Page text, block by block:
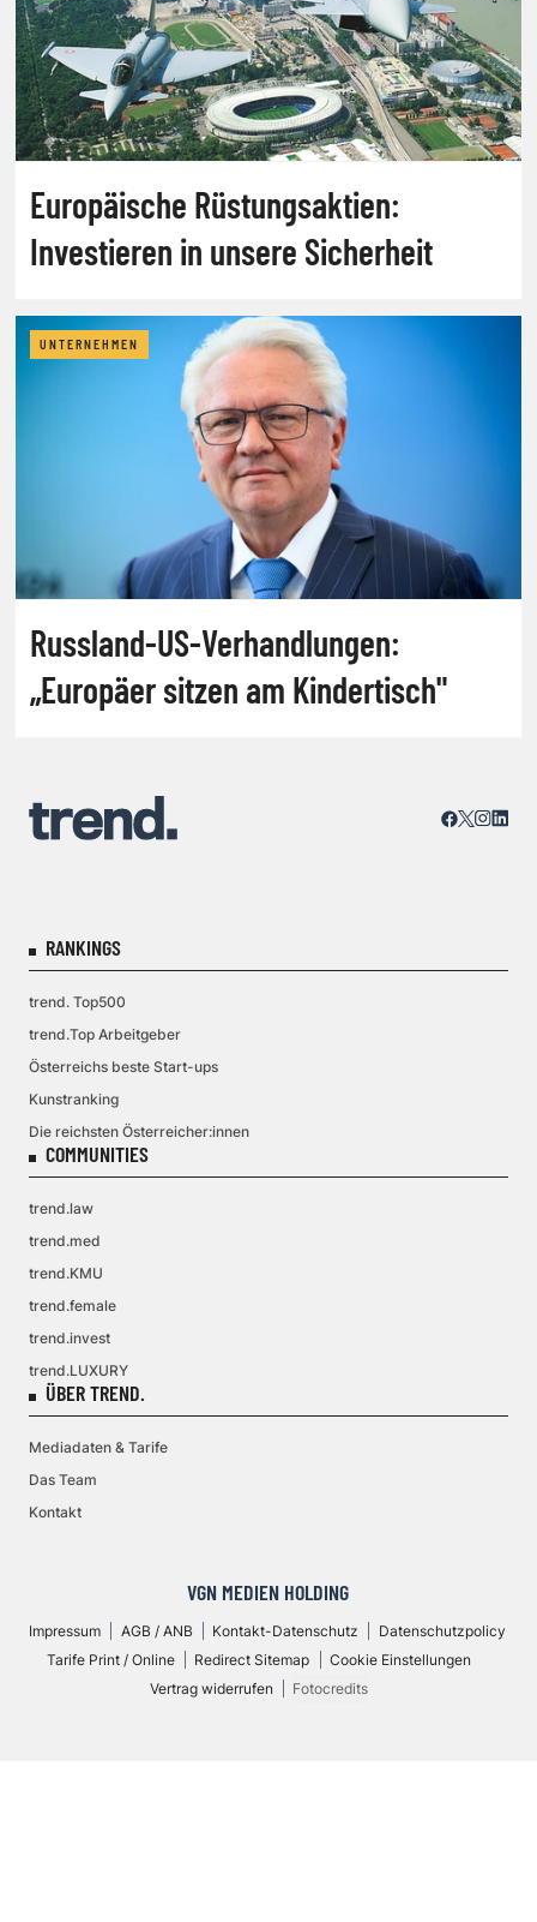
Europäische Rüstungsaktien:
Investieren in unsere Sicherheit
UNTERNEHMEN
Russland-US-Verhandlungen:
„Europäer sitzen am Kindertisch"
RANKINGS
trend. Top500
trend.Top Arbeitgeber
Österreichs beste Start-ups
Kunstranking
Die reichsten Österreicher:innen
COMMUNITIES
trend.law
trend.med
trend.KMU
trend.female
trend.invest
trend.LUXURY
ÜBER TREND.
Mediadaten & Tarife
Das Team
Kontakt
VGN MEDIEN HOLDING
Impressum AGB / ANB Kontakt-Datenschutz
Datenschutzpolicy
Tarife Print / Online
Redirect Sitemap
Cookie Einstellungen
Vertrag widerrufen
Fotocredits